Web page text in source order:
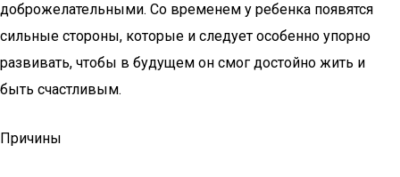
доброжелательными. Со временем у ребенка появятся
сильные стороны, которые и следует особенно упорно
развивать, чтобы в будущем он смог достойно жить и
быть счастливым.
Причины